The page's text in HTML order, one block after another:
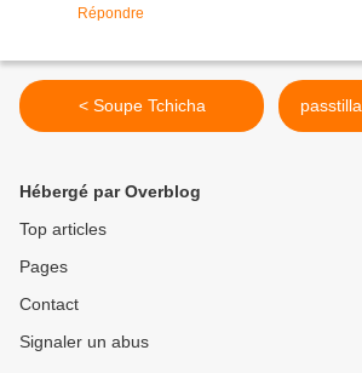
Répondre
< Soupe Tchicha
Hébergé par Overblog
Top articles
Pages
Contact
Signaler un abus